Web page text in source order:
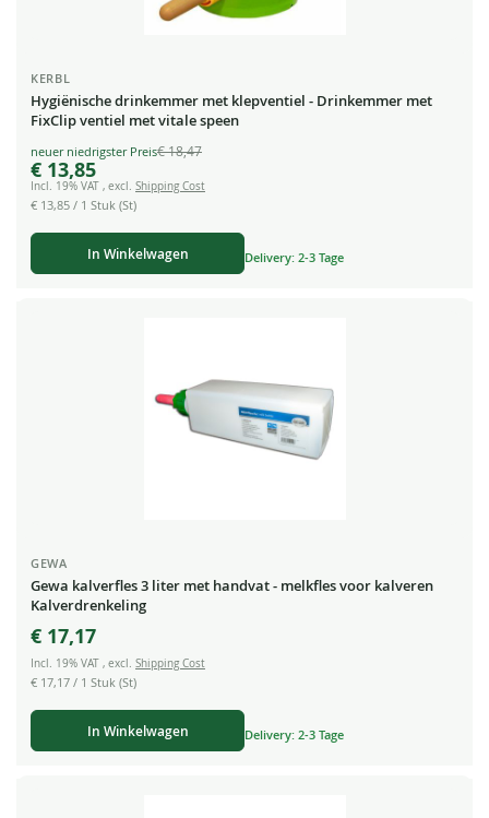
KERBL
Hygiënische drinkemmer met klepventiel - Drinkemmer met
FixClip ventiel met vitale speen
Special
Price
€ 13,85
€ 18,47
Incl. 19% VAT , excl. Shipping Cost
€ 13,85 / 1 Stuk (St)
In Winkelwagen Delivery: 2-3 Tage
GEWA
Gewa kalverfles 3 liter met handvat - melkfles voor kalveren
Kalverdrenkeling
€ 17,17
Incl. 19% VAT , excl. Shipping Cost
€ 17,17 / 1 Stuk (St)
In Winkelwagen Delivery: 2-3 Tage